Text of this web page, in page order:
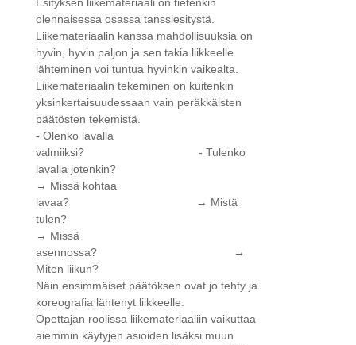
olennaisessa osassa tanssiesitystä.
Liikemateriaalin kanssa mahdollisuuksia on
hyvin, hyvin paljon ja sen takia liikkeelle
lähteminen voi tuntua hyvinkin vaikealta.
Liikemateriaalin tekeminen on kuitenkin
yksinkertaisuudessaan vain peräkkäisten
päätösten tekemistä.
- Olenko lavalla
valmiiksi? - Tulenko
lavalla jotenkin?
→ Missä kohtaa
lavaa? → Mistä
tulen?
→ Missä
asennossa? →
Miten liikun?
Näin ensimmäiset päätöksen ovat jo tehty ja
koreografia lähtenyt liikkeelle.
Opettajan roolissa liikemateriaaliin vaikuttaa
aiemmin käytyjen asioiden lisäksi muun